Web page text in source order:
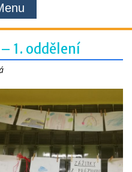
1. oddělení